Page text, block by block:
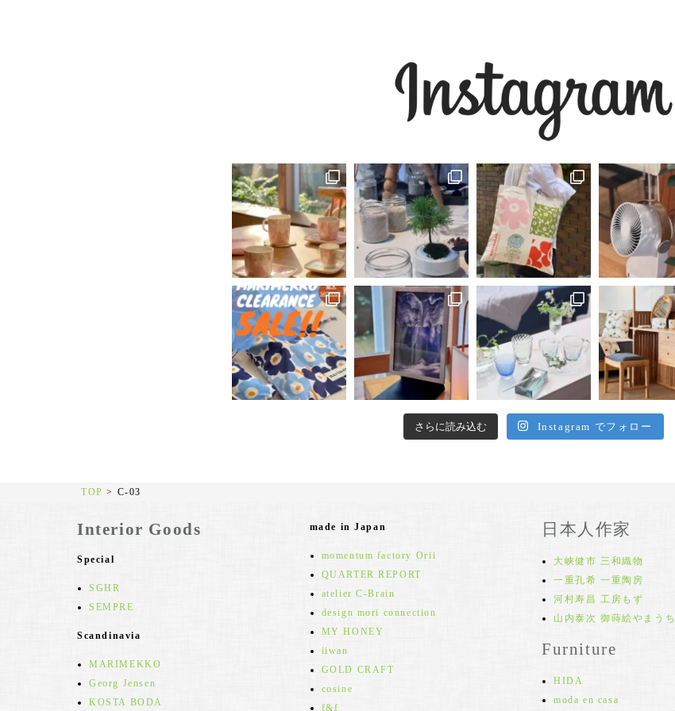
さらに読み込む Instagram でフォロー
TOP > C-03
Interior Goods
Special
SGHR
SEMPRE
Scandinavia
MARIMEKKO
Georg Jensen
KOSTA BODA
made in Japan
momentum factory Orii
QUARTER REPORT
atelier C-Brain
design mori connection
MY HONEY
iiwan
GOLD CRAFT
cosine
f&f
日本人作家
大峡健市 三和織物
一重孔希 一重陶房
河村寿昌 工房もず
山内泰次 御蒔絵やまうち
Furniture
HIDA
moda en casa